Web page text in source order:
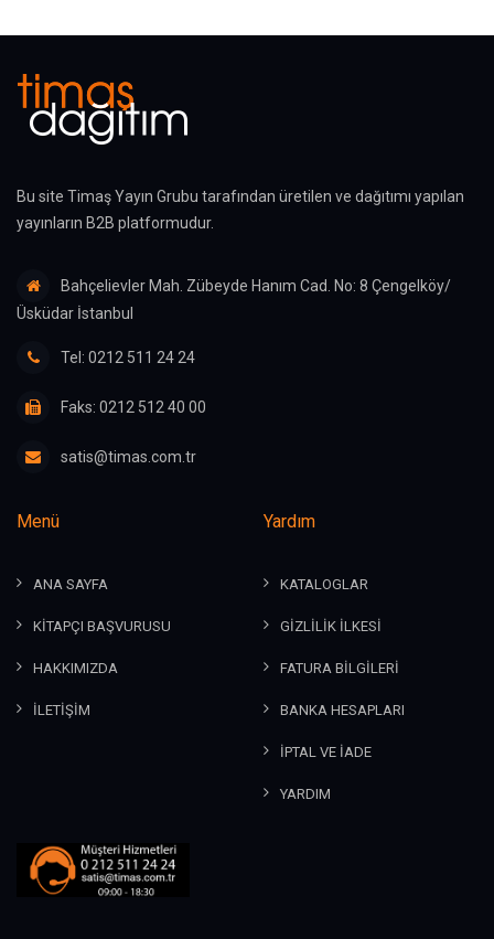
Bu site Timaş Yayın Grubu tarafından üretilen ve dağıtımı yapılan
yayınların B2B platformudur.
Bahçelievler Mah. Zübeyde Hanım Cad. No: 8 Çengelköy/
Üsküdar İstanbul
Tel: 0212 511 24 24
Faks: 0212 512 40 00
satis@timas.com.tr
Menü
ANA SAYFA
KİTAPÇI BAŞVURUSU
HAKKIMIZDA
İLETİŞİM
Yardım
KATALOGLAR
GİZLİLİK İLKESİ
FATURA BİLGİLERİ
BANKA HESAPLARI
İPTAL VE İADE
YARDIM